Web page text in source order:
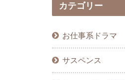
カテゴリー
お仕事系ドラマ
サスペンス